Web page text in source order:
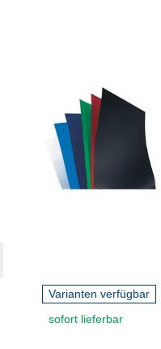
Varianten verfügbar
sofort lieferbar